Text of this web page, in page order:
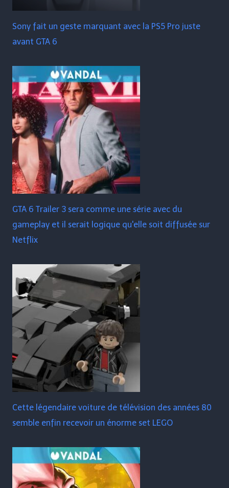
Sony fait un geste marquant avec la PS5 Pro juste
avant GTA 6
GTA 6 Trailer 3 sera comme une série avec du
gameplay et il serait logique qu'elle soit diffusée sur
Netflix
Cette légendaire voiture de télévision des années 80
semble enfin recevoir un énorme set LEGO